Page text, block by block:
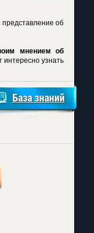
об
мнением об
интересно узнать
База знаний